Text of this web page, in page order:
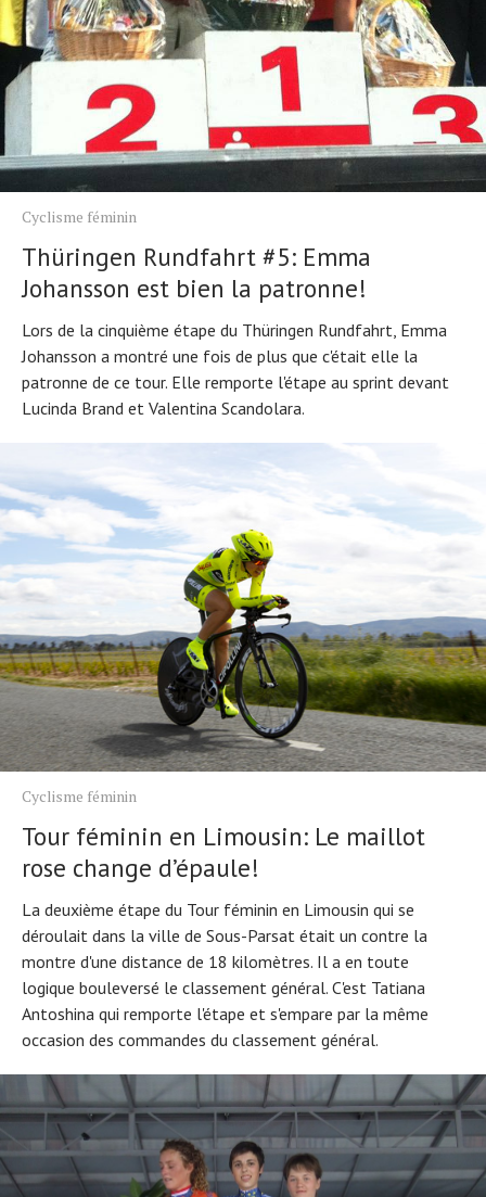
Cyclisme féminin
Thüringen Rundfahrt #5: Emma
Johansson est bien la patronne!
Lors de la cinquième étape du Thüringen Rundfahrt, Emma
Johansson a montré une fois de plus que c'était elle la
patronne de ce tour. Elle remporte l'étape au sprint devant
Lucinda Brand et Valentina Scandolara.
Cyclisme féminin
Tour féminin en Limousin: Le maillot
rose change d’épaule!
La deuxième étape du Tour féminin en Limousin qui se
déroulait dans la ville de Sous-Parsat était un contre la
montre d'une distance de 18 kilomètres. Il a en toute
logique bouleversé le classement général. C'est Tatiana
Antoshina qui remporte l'étape et s'empare par la même
occasion des commandes du classement général.